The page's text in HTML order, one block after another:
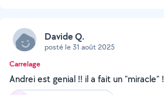
Davide Q.
posté le 31 août 2025
Carrelage
Andrei est genial !! il a fait un "miracle" !